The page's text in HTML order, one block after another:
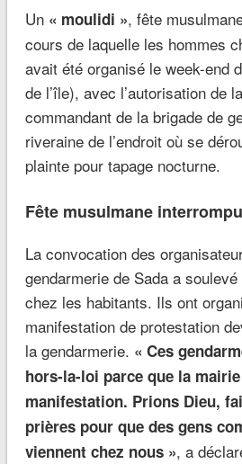
Un « moulidi », fête
cours de laquelle les hommes
avait été organisé le week-end
de l’île), avec l’autorisation de
commandant de la brigade de
riveraine de l’endroit où se
plainte pour tapage nocturne.
Fête musulmane
La convocation des
gendarmerie de Sada a
chez les habitants. Ils ont
manifestation de protestation
la gendarmerie. « Ces
hors-la-loi parce que la
manifestation. Prions Dieu,
prières pour que des gens
viennent chez nous », a